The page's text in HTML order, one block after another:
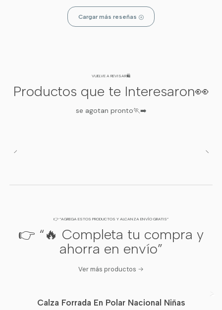
Cargar más reseñas
VUELVE A REVISAR🛍️
Productos que te Interesaron👀
se agotan pronto🏃‍➡️
👉 “AGREGA ESTOS PRODUCTOS Y ALCANZA ENVÍO GRATIS”
👉 “🔥 Completa tu compra y
ahorra en envío”
Ver más productos
OFF
Calza Forrada En Polar Nacional Niñas